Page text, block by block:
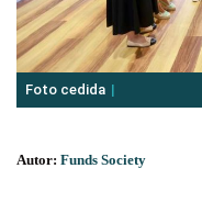
Foto cedida
Autor: Funds Society